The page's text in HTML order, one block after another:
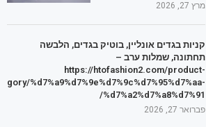
מרץ 27, 2026
קניות בגדים אונליין, בוטיק בגדים, הלבשה
תחתונה, שמלות ערב –
https://htofashion2.com/product-
%d7%a9%d7%9e%d7%9c%d7%95%d7%aa-
%d7%a2%d7%a8%d7%91/
פברואר 27, 2026